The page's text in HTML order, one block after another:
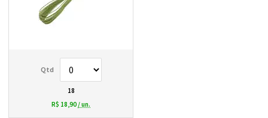
18
R$ 18,90 / un.